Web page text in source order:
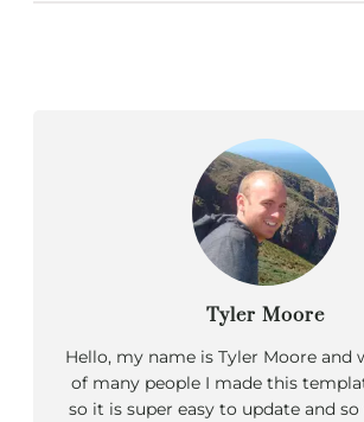
Tyler Moore
Hello, my name is Tyler Moore and
of many people I made this
so it is super easy to update and